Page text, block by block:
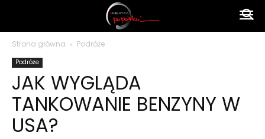
polsku
Strona główna Podróże
Podróże
JAK WYGLĄDA
TANKOWANIE BENZYNY W
USA?